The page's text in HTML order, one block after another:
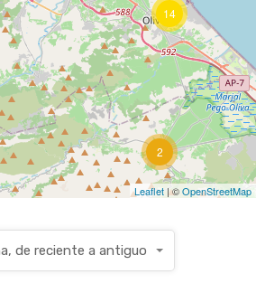
2
14
Leaflet | ©OpenStreetMap
de reciente a antiguo